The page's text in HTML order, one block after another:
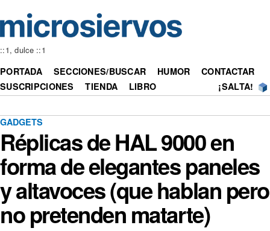
::1, dulce ::1
PORTADA SECCIONES/BUSCAR HUMOR
CONTACTAR
SUSCRIPCIONES
TIENDA LIBRO ¡SALTA!
GADGETS
Réplicas de HAL 9000 en
forma de elegantes paneles
y altavoces (que hablan pero
no pretenden matarte)